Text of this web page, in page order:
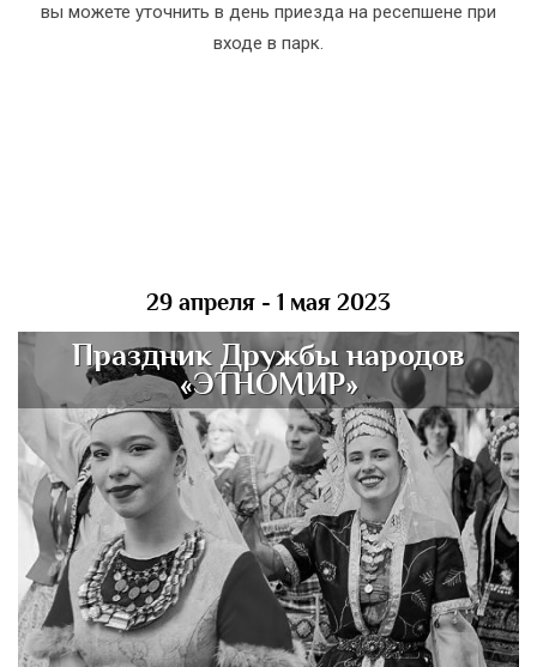
вы можете уточнить в день приезда на ресепшене при
входе в парк.
29 апреля - 1 мая 2023
Праздник Дружбы народов
«ЭТНОМИР»